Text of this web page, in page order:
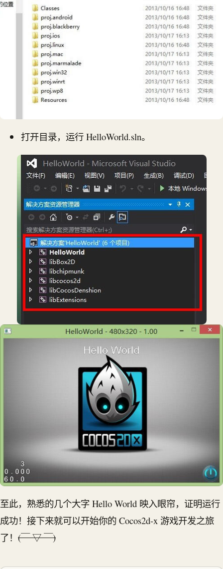
打开目录，运行 HelloWorld.sln。
至此，熟悉的几个大字 Hello World 映入眼帘，证明运行
成功！接下来就可以开始你的 Cocos2d-x 游戏开发之旅
了！ (￣ ▽ ￣)